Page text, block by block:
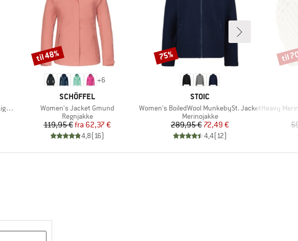
+6
MÆRKE
SCHÖFFEL
Artikel
Women's Jacket Gmund
Produktgruppe
Regnjakke
Pris
119,95 € Nedsat pris
fra 62,37 €
4,8(16)
Rabat
til 48%
MÆRKE
STOIC
Artikel
Women's BoiledWool MunkebySt. Jacket
Produktgruppe
Merinojakke
Pris
289,95 €Nedsat pris
72,49 €
4,4(12)
Rabat
75%
Artikel
Heavy
Rabat
til